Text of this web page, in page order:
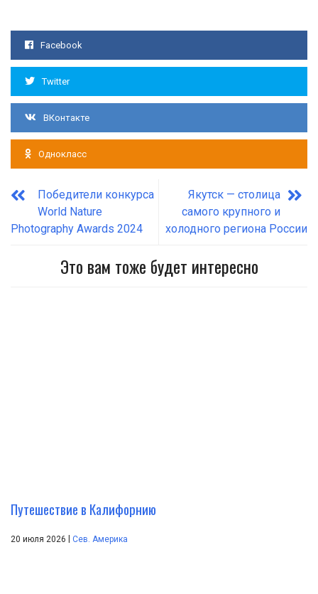
Facebook
Twitter
ВКонтакте
Однокласс
Победители конкурса
World Nature
Photography Awards 2024
Якутск — столица
самого крупного и
холодного региона России
Это вам тоже будет интересно
Путешествие в Калифорнию
20 июля 2026 | Сев. Америка